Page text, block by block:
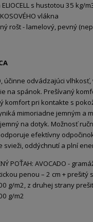
s hustotou 35 kg/
vlákna
rošt - lamelový, pevný
účinne odvádzajúci
na spánok. Prešívaný
komfort pri kontakte s
mimoriadne jemným a
na dotyk. Možnosť
efektívny
svieži, oddýchnutí a plní
POŤAH: AVOCADO -
penou – 2 cm + prešitý
g/m2, z druhej strany
g/m2